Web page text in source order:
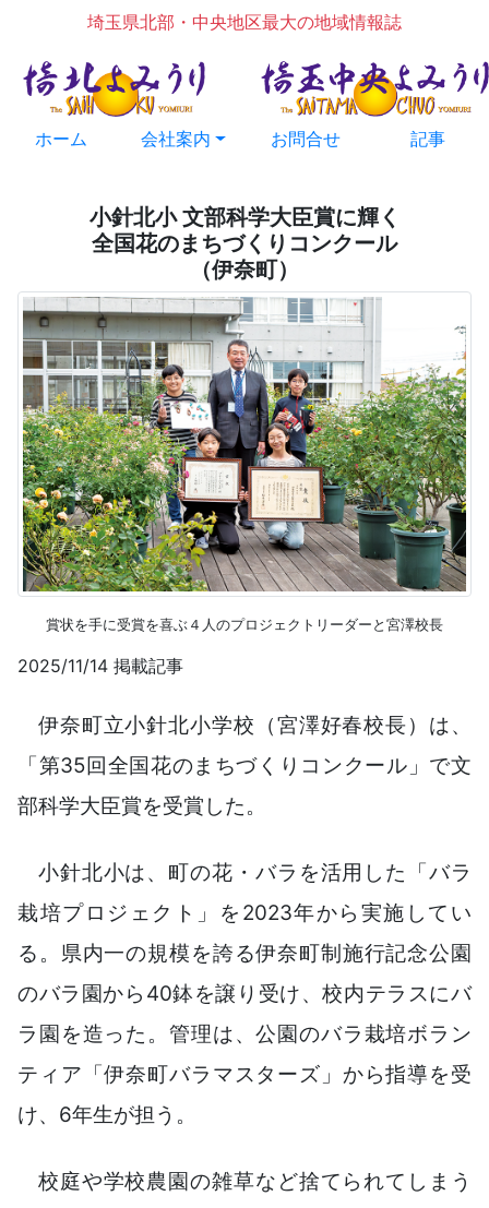
埼玉県北部・中央地区最大の地域情報誌
ホーム 会社案内 お問合せ 記事
小針北小 文部科学大臣賞に輝く
全国花のまちづくりコンクール
（伊奈町）
賞状を手に受賞を喜ぶ４人のプロジェクトリーダーと宮澤校長
2025/11/14 掲載記事
伊奈町立小針北小学校（宮澤好春校長）は、
「第35回全国花のまちづくりコンクール」で文
部科学大臣賞を受賞した。
小針北小は、町の花・バラを活用した「バラ
栽培プロジェクト」を2023年から実施してい
る。県内一の規模を誇る伊奈町制施行記念公園
のバラ園から40鉢を譲り受け、校内テラスにバ
ラ園を造った。管理は、公園のバラ栽培ボラン
ティア「伊奈町バラマスターズ」から指導を受
け、6年生が担う。
校庭や学校農園の雑草など捨てられてしまう